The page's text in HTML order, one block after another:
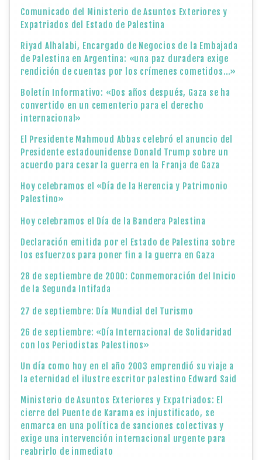
Comunicado del Ministerio de Asuntos Exteriores y
Expatriados del Estado de Palestina
Riyad Alhalabi, Encargado de Negocios de la Embajada
de Palestina en Argentina: «una paz duradera exige
rendición de cuentas por los crímenes cometidos…»
Boletín Informativo: «Dos años después, Gaza se ha
convertido en un cementerio para el derecho
internacional»
El Presidente Mahmoud Abbas celebró el anuncio del
Presidente estadounidense Donald Trump sobre un
acuerdo para cesar la guerra en la Franja de Gaza
Hoy celebramos el «Día de la Herencia y Patrimonio
Palestino»
Hoy celebramos el Día de la Bandera Palestina
Declaración emitida por el Estado de Palestina sobre
los esfuerzos para poner fin a la guerra en Gaza
28 de septiembre de 2000: Conmemoración del Inicio
de la Segunda Intifada
27 de septiembre: Día Mundial del Turismo
26 de septiembre: «Día Internacional de Solidaridad
con los Periodistas Palestinos»
Un día como hoy en el año 2003 emprendió su viaje a
la eternidad el ilustre escritor palestino Edward Said
Ministerio de Asuntos Exteriores y Expatriados: El
cierre del Puente de Karama es injustificado, se
enmarca en una política de sanciones colectivas y
exige una intervención internacional urgente para
reabrirlo de inmediato